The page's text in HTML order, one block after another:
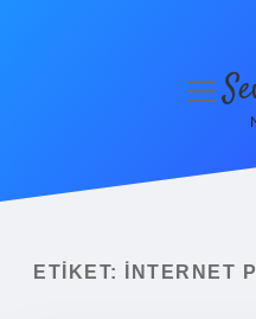
Yasal Uyarı
ETIKET: İNTERNET